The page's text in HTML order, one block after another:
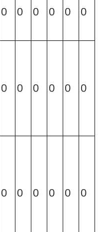
0 0 0 0 0 0
0 0 0 0 0 0
0 0 0 0 0 0